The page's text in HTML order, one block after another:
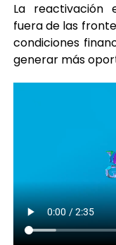
La reactivación
fuera de las
condiciones
generar más